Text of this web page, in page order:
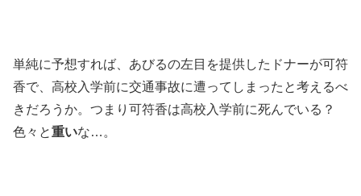
単純に予想すれば、あびるの左目を提供したドナーが可符
香で、高校入学前に交通事故に遭ってしまったと考えるべ
きだろうか。つまり可符香は高校入学前に死んでいる？
色々と重いな…。